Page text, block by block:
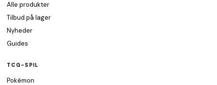
Alle produkter
Tilbud på lager
Nyheder
Guides
TCG-SPIL
Pokémon